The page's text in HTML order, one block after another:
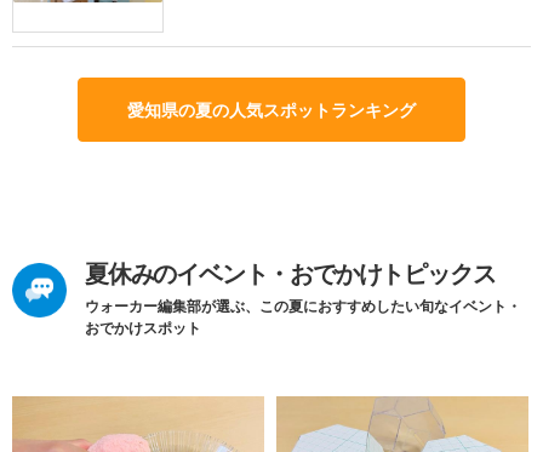
愛知県の夏の人気スポットランキング
夏休みのイベント・おでかけトピックス
ウォーカー編集部が選ぶ、この夏におすすめしたい旬なイベント・
おでかけスポット